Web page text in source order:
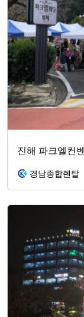
진해 파크엘컨
경남종합렌탈